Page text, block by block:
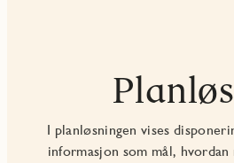
I planløsningen vises
informasjon som mål,